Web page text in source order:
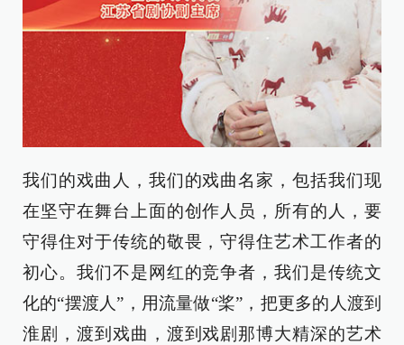
我们的戏曲人，我们的戏曲名家，包括我们现
在坚守在舞台上面的创作人员，所有的人，要
守得住对于传统的敬畏，守得住艺术工作者的
初心。我们不是网红的竞争者，我们是传统文
化的“摆渡人”，用流量做“桨”，把更多的人渡到
淮剧，渡到戏曲，渡到戏剧那博大精深的艺术